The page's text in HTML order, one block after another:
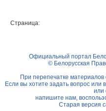
Страница:
Официальный портал
© Белорусская
При перепечатке материалов
Если вы хотите задать вопрос или
или
напишите нам,
Старая версия